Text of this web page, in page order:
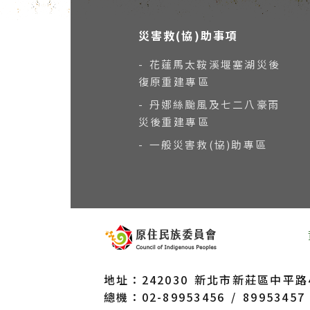
災害救(協)助事項
- 花蓮馬太鞍溪堰塞湖災後
復原重建專區
- 丹娜絲颱風及七二八豪雨
災後重建專區
- 一般災害救(協)助專區
地址：242030 新北市新莊區中平
總機：02-89953456 /